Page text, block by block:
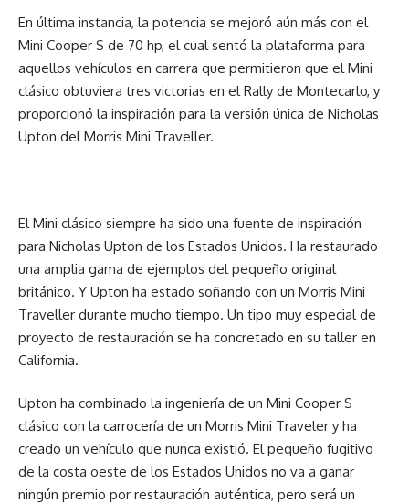
En última instancia, la potencia se mejoró aún más con el
Mini Cooper S de 70 hp, el cual sentó la plataforma para
aquellos vehículos en carrera que permitieron que el Mini
clásico obtuviera tres victorias en el Rally de Montecarlo, y
proporcionó la inspiración para la versión única de Nicholas
Upton del Morris Mini Traveller.
El Mini clásico siempre ha sido una fuente de inspiración
para Nicholas Upton de los Estados Unidos. Ha restaurado
una amplia gama de ejemplos del pequeño original
británico. Y Upton ha estado soñando con un Morris Mini
Traveller durante mucho tiempo. Un tipo muy especial de
proyecto de restauración se ha concretado en su taller en
California.
Upton ha combinado la ingeniería de un Mini Cooper S
clásico con la carrocería de un Morris Mini Traveler y ha
creado un vehículo que nunca existió. El pequeño fugitivo
de la costa oeste de los Estados Unidos no va a ganar
ningún premio por restauración auténtica, pero será un